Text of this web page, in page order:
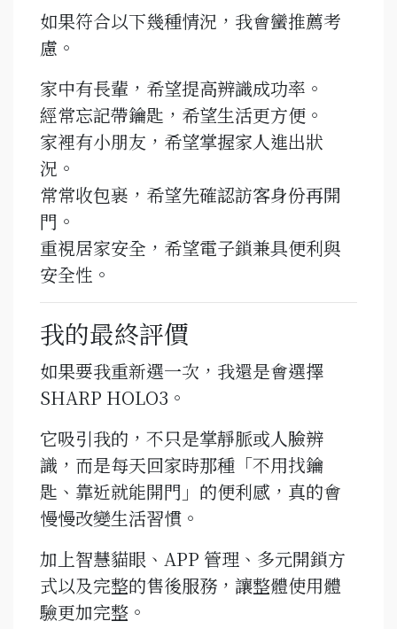
如果符合以下幾種情況，我會蠻推薦考
慮。
家中有長輩，希望提高辨識成功率。
經常忘記帶鑰匙，希望生活更方便。
家裡有小朋友，希望掌握家人進出狀
況。
常常收包裹，希望先確認訪客身份再開
門。
重視居家安全，希望電子鎖兼具便利與
安全性。
我的最終評價
如果要我重新選一次，我還是會選擇
SHARP HOLO3。
它吸引我的，不只是掌靜脈或人臉辨
識，而是每天回家時那種「不用找鑰
匙、靠近就能開門」的便利感，真的會
慢慢改變生活習慣。
加上智慧貓眼、APP 管理、多元開鎖方
式以及完整的售後服務，讓整體使用體
驗更加完整。